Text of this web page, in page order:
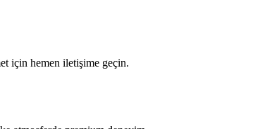
için hemen iletişime geçin.